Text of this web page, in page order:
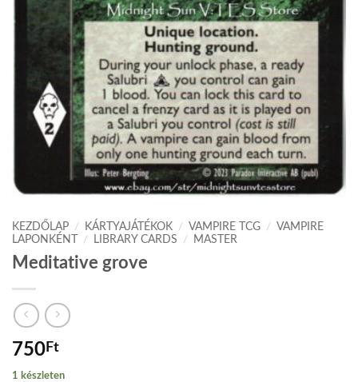
KEZDŐLAP / KÁRTYAJÁTÉKOK / VAMPIRE TCG /
VAMPIRE
LAPONKÉNT
/ LIBRARY CARDS / MASTER
Meditative grove
750Ft
1 készleten